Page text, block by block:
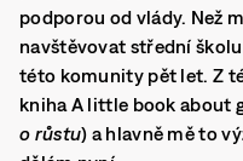
podporou od vlády. Než
navštěvovat střední
této komunity pět let. Z
kniha A little book about
o růstu) a hlavně mě to